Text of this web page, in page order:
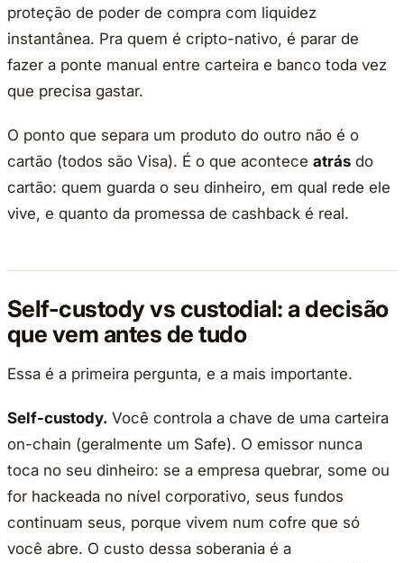
proteção de poder de compra com liquidez
instantânea. Pra quem é cripto-nativo, é parar de
fazer a ponte manual entre carteira e banco toda vez
que precisa gastar.
O ponto que separa um produto do outro não é o
cartão (todos são Visa). É o que acontece atrás do
cartão: quem guarda o seu dinheiro, em qual rede ele
vive, e quanto da promessa de cashback é real.
Self-custody vs custodial: a decisão
que vem antes de tudo
Essa é a primeira pergunta, e a mais importante.
Self-custody. Você controla a chave de uma carteira
on-chain (geralmente um Safe). O emissor nunca
toca no seu dinheiro: se a empresa quebrar, some ou
for hackeada no nível corporativo, seus fundos
continuam seus, porque vivem num cofre que só
você abre. O custo dessa soberania é a